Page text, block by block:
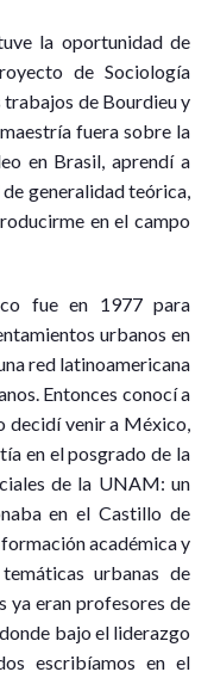
la oportunidad de
de Sociología
trabajos de Bourdieu y
fuera sobre la
en Brasil, aprendí a
generalidad teórica,
en el campo
fue en 1977 para
urbanos en
red latinoamericana
Entonces conocí a
decidí venir a México,
en el posgrado de la
de la UNAM: un
en el Castillo de
académica y
urbanas de
ya eran profesores de
bajo el liderazgo
escribíamos en el